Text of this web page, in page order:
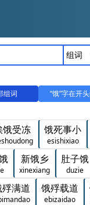
组词 “饿”字在开
饿受冻 饿死事小
esishixiao
新饿乡
xinexiang
肚子饿
duzie
满道 饿殍载道
ebizaidao